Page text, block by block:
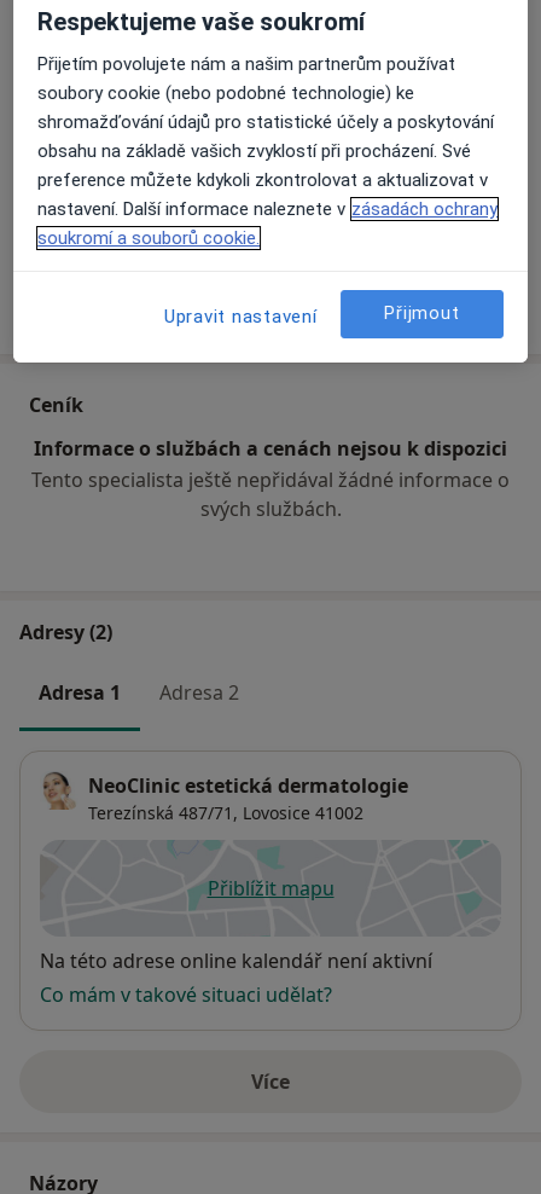
lékařská fakulta) Univerzity Karlovy v Praze. Její
odborné zaměření je dermatovenerologie, ve kterém
složila atestace I. a II. stupně. Od roku 1994 až dodnes
pracuje na Dermatovenerologické klinice FNKV.
Později získala licenci pro výkon vedoucího lékaře a
primáře pro obor dermatovenerologie a poté
zaujímala pozici vedoucí lékařky lůžkového oddělení.
VíceO mně
Odborník na:
Dermatovenerologie
Víceo zkušenostech
Ceník
Informace o službách a cenách nejsou k dispozici
Tento specialista ještě nepřidával žádné informace o
svých službách.
Adresy (2)
Adresa 1 Adresa 2
NeoClinic estetická dermatologie
Terezínská 487/71, Lovosice 41002
Přiblížit mapuse otevře v nové záložce
Dostupnost
Na této adrese online kalendář není aktivní
Co mám v takové situaci udělat?
Víceo adrese
Názory
Respektujeme vaše soukromí
Přijetím povolujete nám a našim partnerům používat
soubory cookie (nebo podobné technologie) ke
shromažďování údajů pro statistické účely a poskytování
obsahu na základě vašich zvyklostí při procházení. Své
preference můžete kdykoli zkontrolovat a aktualizovat v
nastavení. Další informace naleznete v zásadách ochrany
soukromí a souborů cookie.
Upravit nastavení Přijmout